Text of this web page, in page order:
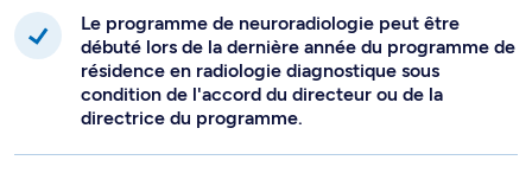
interventionnelle, la neuroradiologie pédiatrique… (liste
non exhaustive).
Le programme de neuroradiologie peut être
débuté lors de la dernière année du programme de
résidence en radiologie diagnostique sous
condition de l'accord du directeur ou de la
directrice du programme.